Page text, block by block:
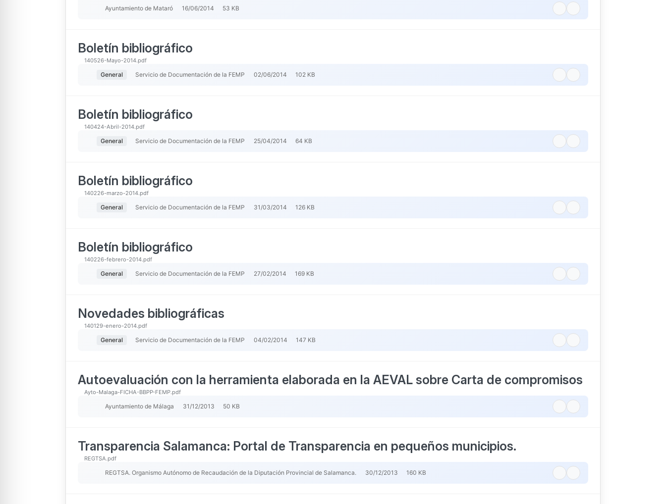
Ayuntamiento de Mataró 16/06/2014 53 KB
Boletín bibliográfico
140526-Mayo-2014.pdf
General Servicio de Documentación de la FEMP 02/06/2014 102 KB
Boletín bibliográfico
140424-Abril-2014.pdf
General Servicio de Documentación de la FEMP 25/04/2014 64 KB
Boletín bibliográfico
140226-marzo-2014.pdf
General Servicio de Documentación de la FEMP 31/03/2014 126 KB
Boletín bibliográfico
140226-febrero-2014.pdf
General Servicio de Documentación de la FEMP 27/02/2014 169 KB
Novedades bibliográficas
140129-enero-2014.pdf
General Servicio de Documentación de la FEMP 04/02/2014 147 KB
Autoevaluación con la herramienta elaborada en la AEVAL sobre Carta de compromisos
Ayto-Malaga-FICHA-BBPP-FEMP.pdf
Ayuntamiento de Málaga 31/12/2013 50 KB
Transparencia Salamanca: Portal de Transparencia en pequeños municipios.
REGTSA.pdf
REGTSA. Organismo Autónomo de Recaudación de la Diputación Provincial de Salamanca. 30/12/2013 160 KB